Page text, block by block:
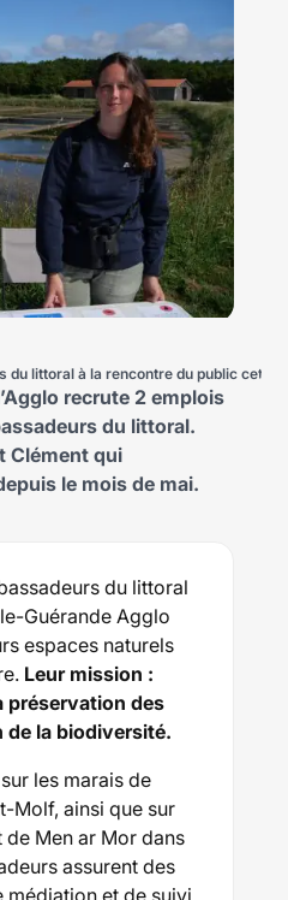
du littoral à la rencontre du public cet été
recrute 2 emplois
du littoral.
Clément qui
le mois de mai.
du littoral
Guérande Agglo
espaces naturels
Leur mission :
préservation des
de la biodiversité.
les marais de
Molf, ainsi que sur
de Men ar Mor dans
assurent des
médiation et de suivi